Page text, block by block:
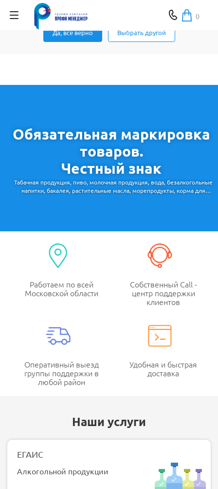
Ваш город Москва ?
Да, все верно Выбрать другой
0
Обязательная маркировка
товаров.
Честный знак
Табачная продукция, пиво, молочная продукция, вода, безалкогольные
напитки, бакалея, растительные масла, морепродукты, корма для
Работаем по всей
Московской области
Собственный Call -
центр поддержки
клиентов
Оперативный выезд
группы поддержки в
любой район
Удобная и быстрая
доставка
Наши услуги
ЕГАИС
Алкогольной продукции